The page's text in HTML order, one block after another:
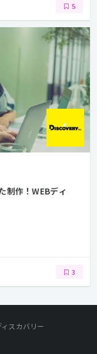
5
制作！WEBディ
3
スカバリー